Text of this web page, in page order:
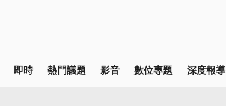
即時 熱門議題 影音 數位專題 深度報導